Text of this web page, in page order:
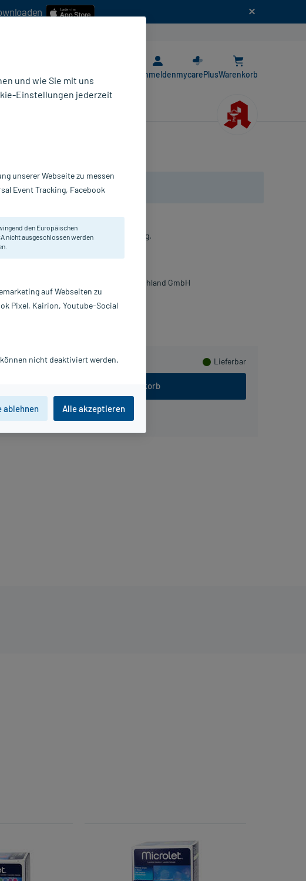
AnmeldenmycarePlusWarenkorb
Lieferbar
In den Warenkorb
für die Blutzuckermessung.
1 St
Ascensia Diabetes Care Deutschland GmbH
und wie Sie mit uns
Einstellungen jederzeit
unserer Webseite zu messen
Event Tracking, Facebook
den Europäischen
nicht ausgeschlossen werden
auf Webseiten zu
Pixel, Kairion, Youtube-Social
nicht deaktiviert werden.
ablehnen Alle akzeptieren